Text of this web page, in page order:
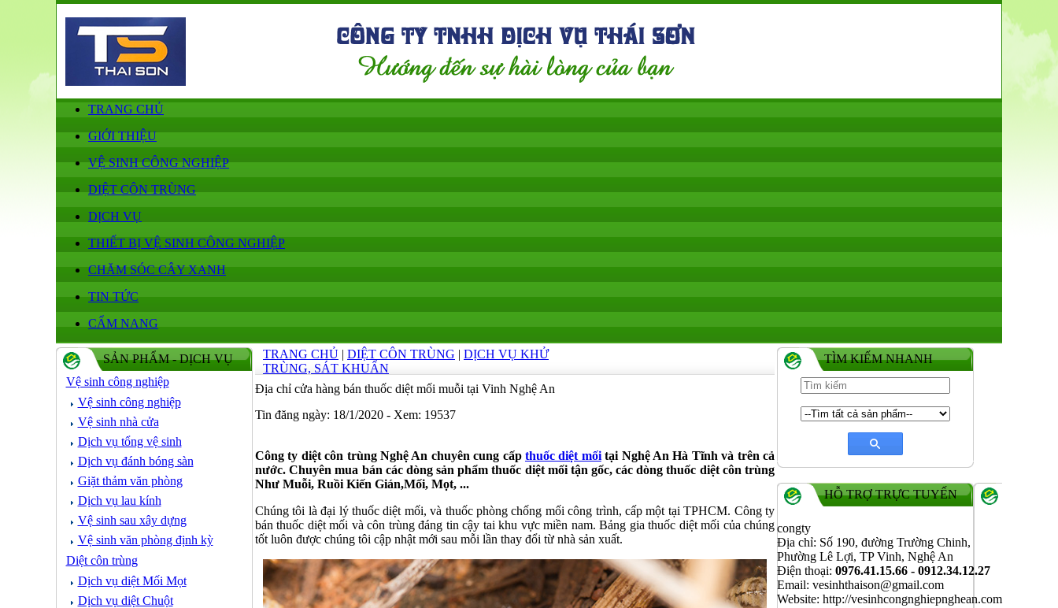
TRANG CHỦ
GIỚI THIỆU
VỆ SINH CÔNG NGHIỆP
DIỆT CÔN TRÙNG
DỊCH VỤ
THIẾT BỊ VỆ SINH CÔNG NGHIỆP
CHĂM SÓC CÂY XANH
TIN TỨC
CẨM NANG
SẢN PHẨM - DỊCH VỤ
Vệ sinh công nghiệp
Vệ sinh công nghiệp
Vệ sinh nhà cửa
Dịch vụ tổng vệ sinh
Dịch vụ đánh bóng sàn
Giặt thảm văn phòng
Dịch vụ lau kính
Vệ sinh sau xây dựng
Vệ sinh văn phòng định kỳ
Diệt côn trùng
Dịch vụ diệt Mối Mọt
Dịch vụ diệt Chuột
TRANG CHỦ | DIỆT CÔN TRÙNG | DỊCH VỤ KHỬ
TRÙNG, SÁT KHUẨN
Địa chỉ cửa hàng bán thuốc diệt mối muỗi tại Vinh Nghệ An
Tin đăng ngày: 18/1/2020 - Xem: 19537
Công ty diệt côn trùng Nghệ An chuyên cung cấp thuốc diệt mốitại Nghệ An Hà Tĩnh và trên cả
nước. Chuyên mua bán các dòng sản phẩm thuốc diệt mối tận gốc, các dòng thuốc diệt côn trùng
Như Muỗi, Ruồi Kiến Gián,Mối, Mọt, ...
Chúng tôi là đại lý thuốc diệt mối, và thuốc phòng chống mối công trình, cấp một tại TPHCM. Công ty
bán thuốc diệt mối và côn trùng đáng tin cậy tai khu vực miền nam. Bảng gia thuốc diệt mối của chúng
tốt luôn được chúng tôi cập nhật mới sau mỗi lần thay đổi từ nhà sản xuất.
TÌM KIẾM NHANH
HỖ TRỢ TRỰC TUYẾN
congty
Địa chỉ: Số 190, đường Trường Chinh,
Phường Lê Lợi, TP Vinh, Nghệ An
Điện thoại: 0976.41.15.66 - 0912.34.12.27
Email: vesinhthaison@gmail.com
Website: http://vesinhcongnghiepnghean.com